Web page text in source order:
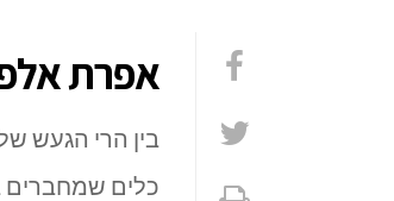
לקרמיקה
אפרת
בין הרי הגעש
כלים שמחברים